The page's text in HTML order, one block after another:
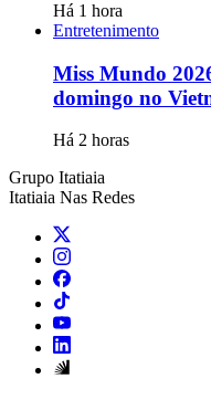
Há 1 hora
Entretenimento
Miss Mundo
domingo no
Há 2 horas
Grupo Itatiaia
Itatiaia Nas Redes